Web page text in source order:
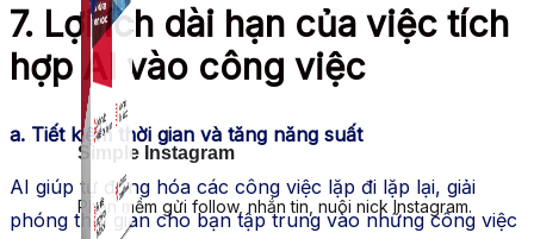
Simple Instagram
Phần mềm gửi follow, nhắn tin, nuôi nick Instagram.
7. Lợi ích dài hạn của việc tích
hợp AI vào công việc
a. Tiết kiệm thời gian và tăng năng suất
AI giúp tự động hóa các công việc lặp đi lặp lại, giải
phóng thời gian cho bạn tập trung vào những công việc